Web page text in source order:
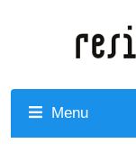
Menu